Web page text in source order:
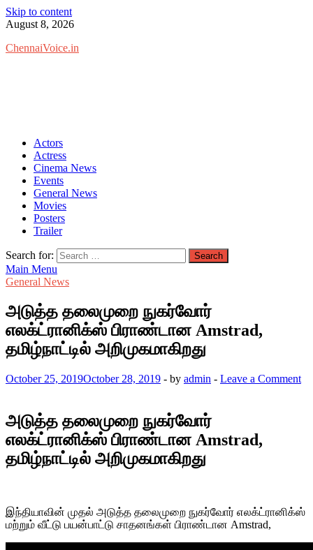
Skip to content
August 8, 2026
ChennaiVoice.in
Actors
Actress
Cinema News
Events
General News
Movies
Posters
Trailer
Search for:
Main Menu
General News
அடுத்த தலைமுறை நுகர்வோர்
எலக்ட்ரானிக்ஸ் பிராண்டான Amstrad,
தமிழ்நாட்டில் அறிமுகமாகிறது
October 25, 2019October 28, 2019 - by admin - Leave a Comment
அடுத்த தலைமுறை நுகர்வோர்
எலக்ட்ரானிக்ஸ் பிராண்டான Amstrad,
தமிழ்நாட்டில் அறிமுகமாகிறது
இந்தியாவின் முதல் அடுத்த தலைமுறை நுகர்வோர் எலக்ட்ரானிக்ஸ்
மற்றும் வீட்டு பயன்பாட்டு சாதனங்கள் பிராண்டான Amstrad,